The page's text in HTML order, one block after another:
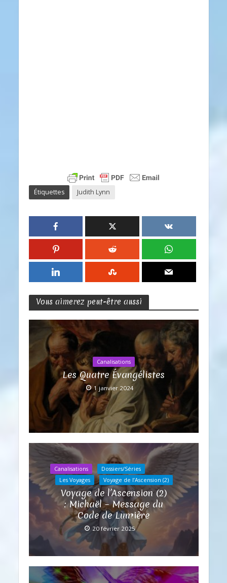
Étiquettes Judith Lynn
Vous aimerez peut-être aussi
Canalisations
Les Quatre Évangélistes
1 janvier 2024
Canalisations
Dossiers/Séries
Les Voyages
Voyage de l’Ascension (2)
Voyage de l’Ascension (2)
: Michaël – Message du
Code de Lumière
20 février 2025